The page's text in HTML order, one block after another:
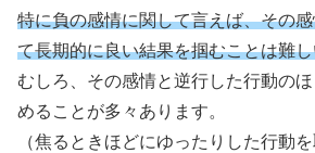
特に負の感情に関して言えば、その
て長期的に良い結果を掴むことは難
むしろ、その感情と逆行した行動の
めることが多々あります。
（焦るときほどにゆったりした行動を